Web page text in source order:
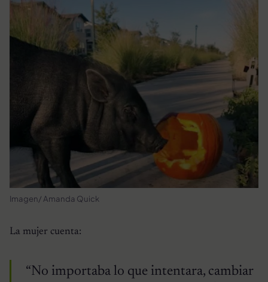
Imagen/ Amanda Quick
La mujer cuenta:
“No importaba lo que intentara, cambiar